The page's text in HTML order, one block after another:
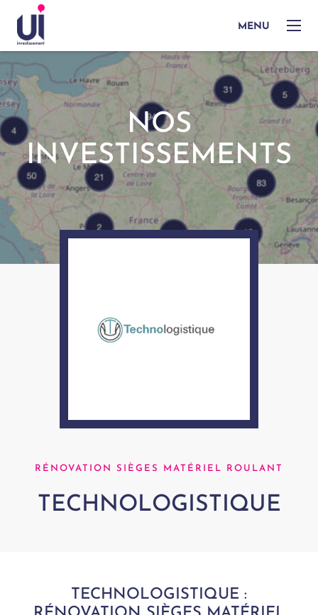
MENU
NOS
INVESTISSEMENTS
RÉNOVATION SIÈGES MATÉRIEL ROULANT
TECHNOLOGISTIQUE
TECHNOLOGISTIQUE :